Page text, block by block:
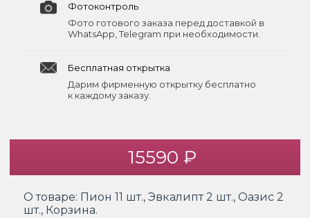
Фотоконтроль
Фото готового заказа перед доставкой в
WhatsApp, Telegram при необходимости.
Бесплатная открытка
Дарим фирменную открытку бесплатно
к каждому заказу.
15590 ₽
О товаре: Пион 11 шт., Эвкалипт 2 шт., Оазис 2
шт., Корзина.